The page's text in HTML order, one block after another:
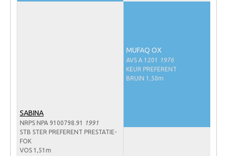
Verrichtingsonderzoek 2023-2024
Verrichtingsonderzoek 2022-2023
Verrichtingsonderzoek 2021-2022
Sport
Paard te koop
SABINA
NRPS NPA 9100798.91
1991
STB STER PREFERENT PRESTATIE-
FOK
VOS 1,51m
MUFAQ OX
AVS A 1201
1976
KEUR PREFERENT
BRUIN 1,50m